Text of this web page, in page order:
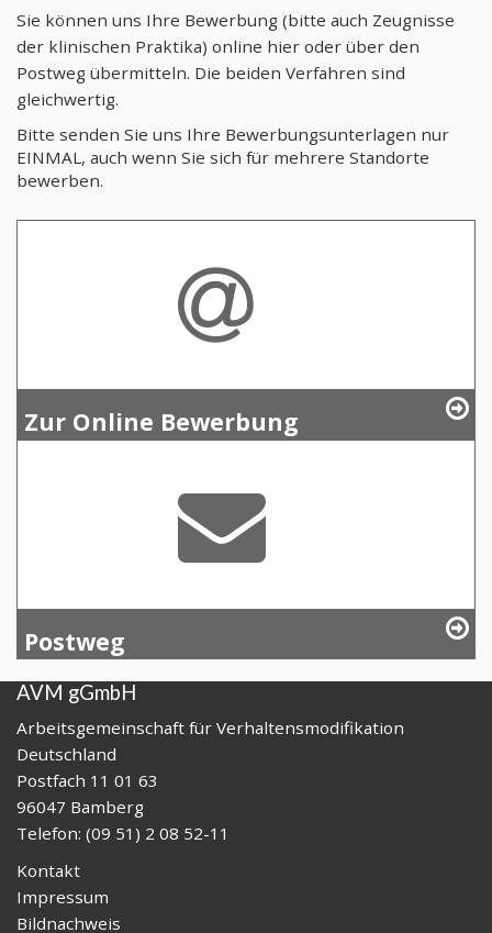
Sie können uns Ihre Bewerbung (bitte auch Zeugnisse
der klinischen Praktika) online hier oder über den
Postweg übermitteln. Die beiden Verfahren sind
gleichwertig.
Bitte senden Sie uns Ihre Bewerbungsunterlagen nur
EINMAL, auch wenn Sie sich für mehrere Standorte
bewerben.
Zur Online Bewerbung
Postweg
AVM gGmbH
Arbeitsgemeinschaft für Verhaltensmodifikation
Deutschland
Postfach 11 01 63
96047 Bamberg
Telefon: (09 51) 2 08 52-11
Kontakt
Impressum
Bildnachweis